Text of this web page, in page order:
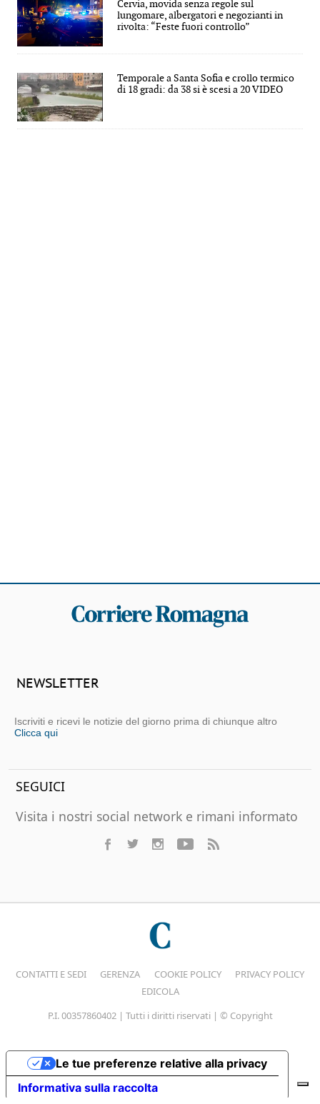
Cervia, movida senza regole sul
lungomare, albergatori e negozianti in
rivolta: “Feste fuori controllo”
Temporale a Santa Sofia e crollo termico
di 18 gradi: da 38 si è scesi a 20 VIDEO
NEWSLETTER
Iscriviti e ricevi le notizie del giorno prima di chiunque altro
Clicca qui
SEGUICI
Visita i nostri social network e rimani informato
CONTATTI E SEDI GERENZA COOKIE POLICY
PRIVACY POLICY
EDICOLA
P.I. 00357860402 | Tutti i diritti riservati | © Copyright
Informativa sulla raccolta
Le tue preferenze relative alla privacy